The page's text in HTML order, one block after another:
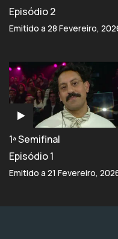
Episódio 2
Emitido a 28 Fevereiro,
1ª Semifinal
Episódio 1
Emitido a 21 Fevereiro,